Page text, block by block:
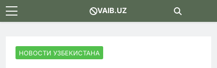
Skip
to
VAIB.UZ
НОВОСТИ УЗБЕКИСТАНА